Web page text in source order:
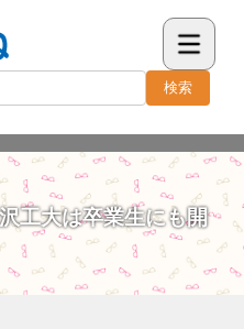
検索
工大は卒業生にも開